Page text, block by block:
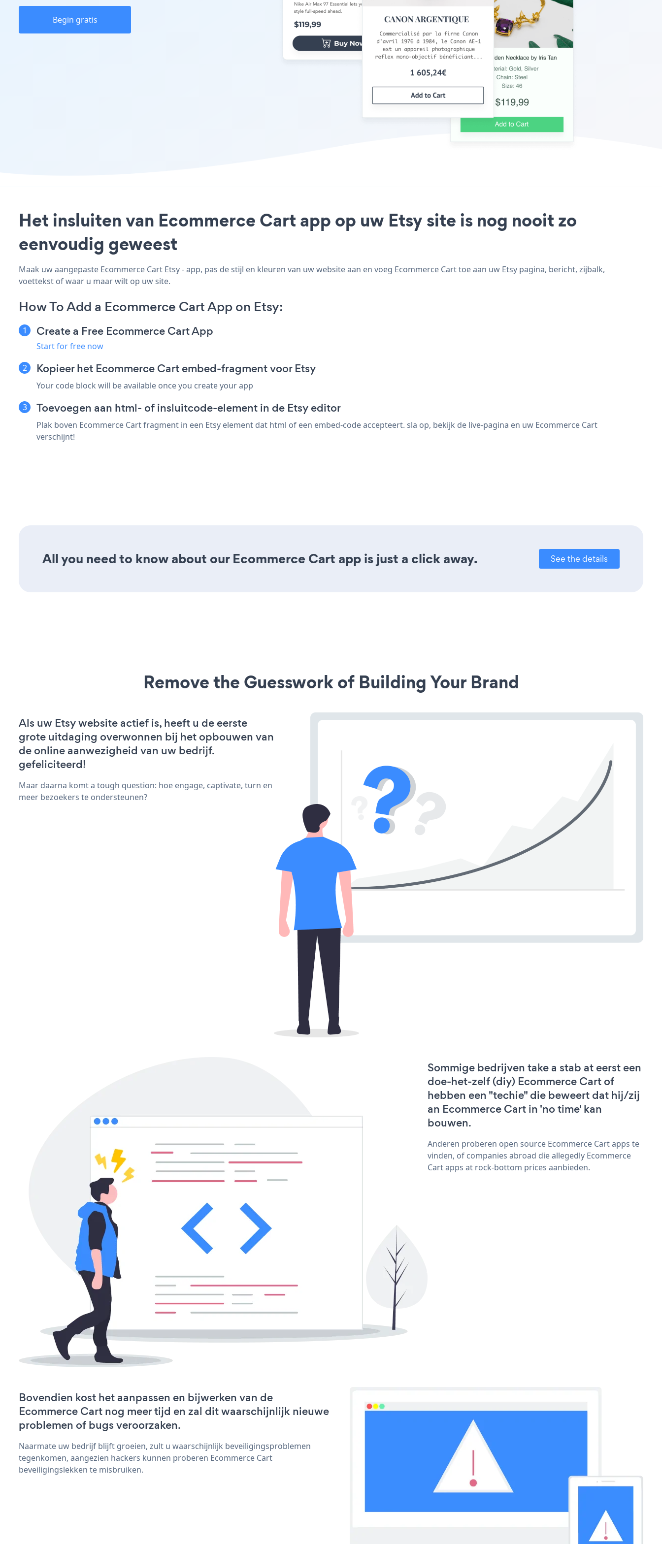
Begin gratis
Het insluiten van Ecommerce Cart app op uw Etsy site is nog nooit zo
eenvoudig geweest
Maak uw aangepaste Ecommerce Cart Etsy - app, pas de stijl en kleuren van uw website aan en voeg Ecommerce Cart toe aan uw Etsy pagina, bericht, zijbalk,
voettekst of waar u maar wilt op uw site.
How To Add a Ecommerce Cart App on Etsy:
Create a Free Ecommerce Cart App
Start for free now
Kopieer het Ecommerce Cart embed-fragment voor Etsy
Your code block will be available once you create your app
Toevoegen aan html- of insluitcode-element in de Etsy editor
Plak boven Ecommerce Cart fragment in een Etsy element dat html of een embed-code accepteert. sla op, bekijk de live-pagina en uw Ecommerce Cart
verschijnt!
All you need to know about our Ecommerce Cart app is just a click away. See the details
Remove the Guesswork of Building Your Brand
Als uw Etsy website actief is, heeft u de eerste
grote uitdaging overwonnen bij het opbouwen van
de online aanwezigheid van uw bedrijf.
gefeliciteerd!
Maar daarna komt a tough question: hoe engage, captivate, turn en
meer bezoekers te ondersteunen?
Sommige bedrijven take a stab at eerst een
doe-het-zelf (diy) Ecommerce Cart of
hebben een "techie" die beweert dat hij/zij
an Ecommerce Cart in 'no time' kan
bouwen.
Anderen proberen open source Ecommerce Cart apps te
vinden, of companies abroad die allegedly Ecommerce
Cart apps at rock-bottom prices aanbieden.
Bovendien kost het aanpassen en bijwerken van de
Ecommerce Cart nog meer tijd en zal dit waarschijnlijk nieuwe
problemen of bugs veroorzaken.
Naarmate uw bedrijf blijft groeien, zult u waarschijnlijk beveiligingsproblemen
tegenkomen, aangezien hackers kunnen proberen Ecommerce Cart
beveiligingslekken te misbruiken.